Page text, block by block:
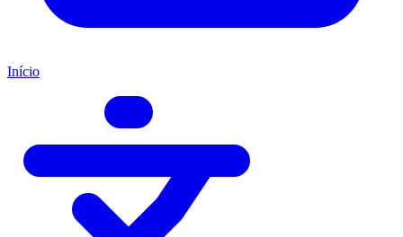
Início